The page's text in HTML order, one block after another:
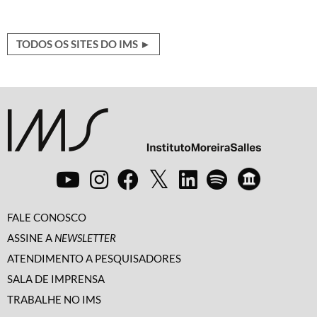
TODOS OS SITES DO IMS ►
FALE CONOSCO
ASSINE A NEWSLETTER
ATENDIMENTO A PESQUISADORES
SALA DE IMPRENSA
TRABALHE NO IMS